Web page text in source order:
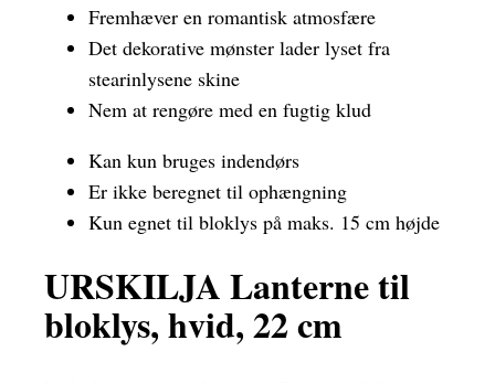
Fremhæver en romantisk atmosfære
Det dekorative mønster lader lyset fra
stearinlysene skine
Nem at rengøre med en fugtig klud
Kan kun bruges indendørs
Er ikke beregnet til ophængning
Kun egnet til bloklys på maks. 15 cm højde
URSKILJA Lanterne til
bloklys, hvid, 22 cm